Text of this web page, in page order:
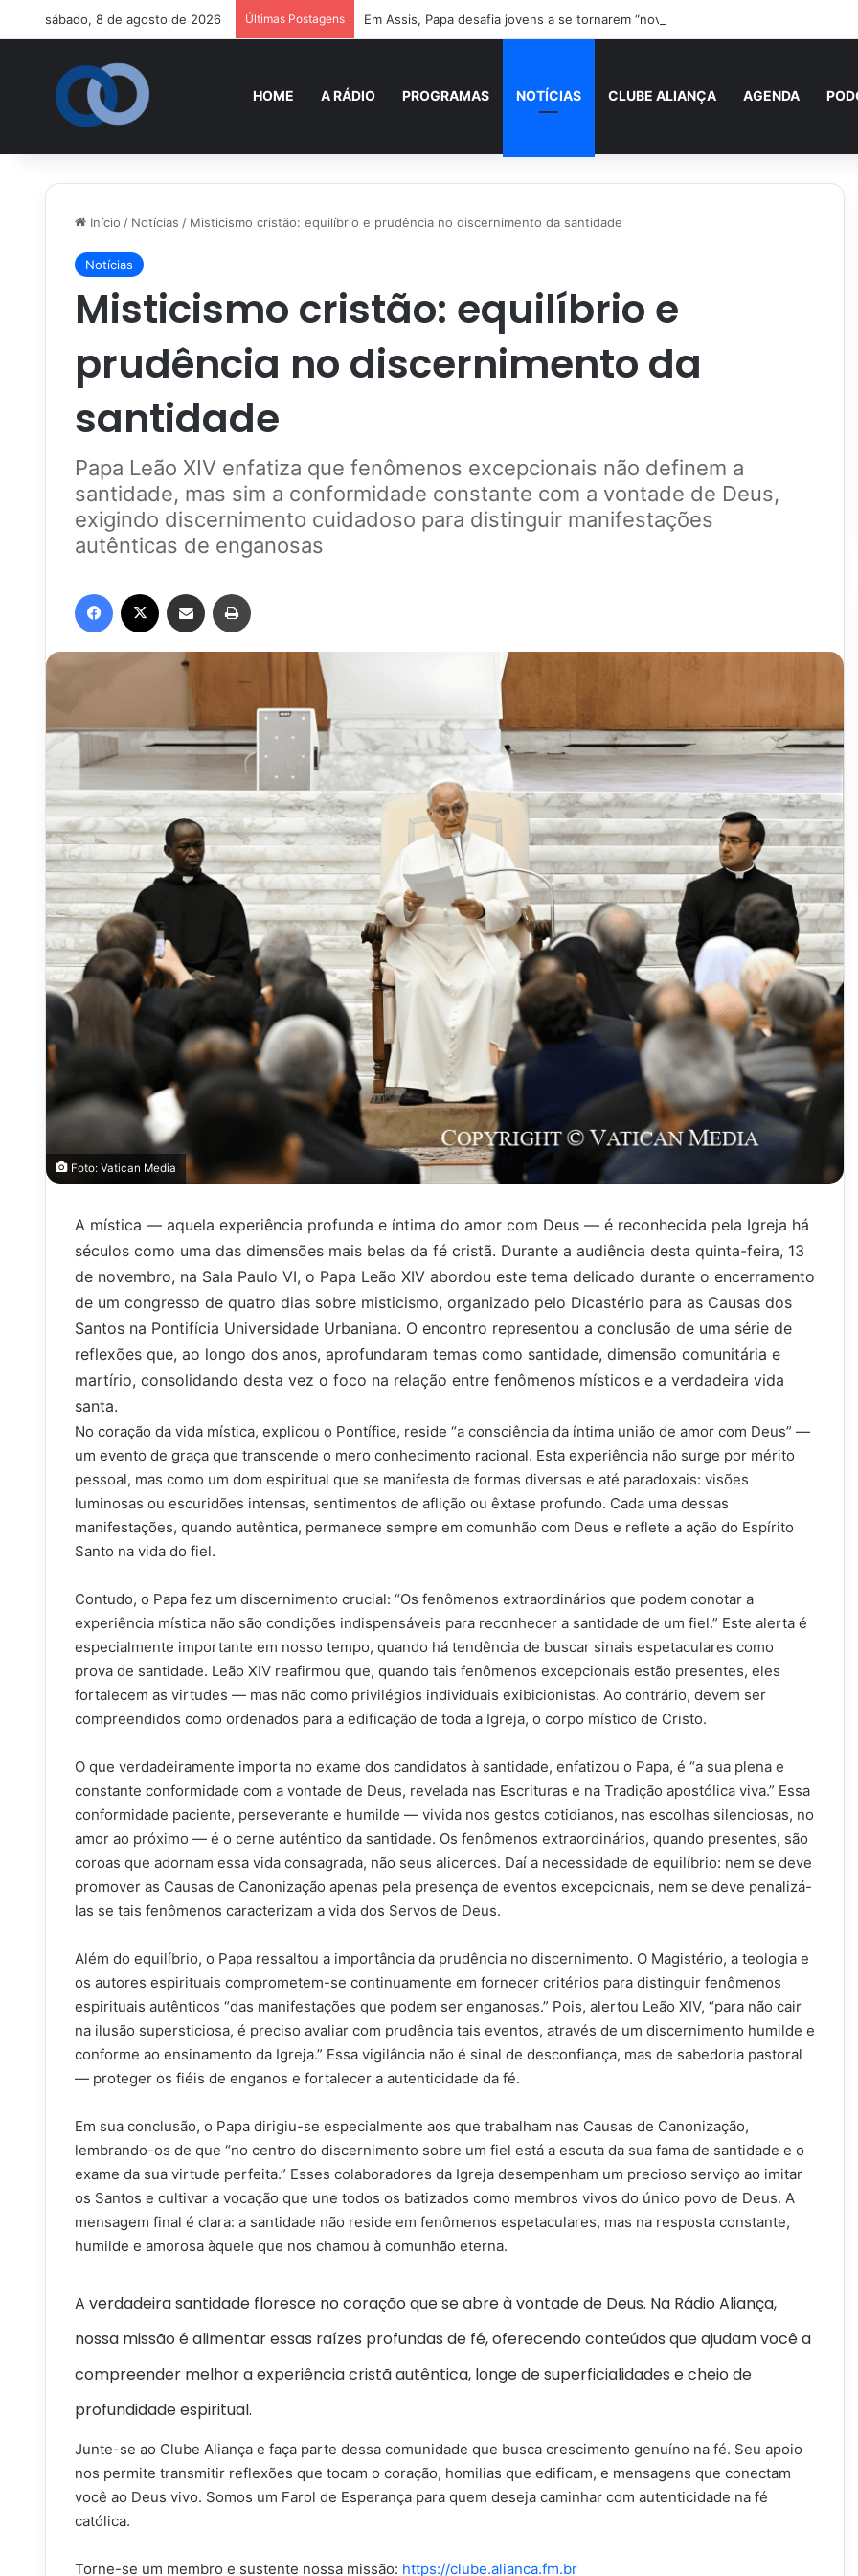
sábado, 8 de agosto de 2026 Últimas Postagens Em Assis, Papa desafia jovens a se tornarem “novos santos” e construtores da
HOME A RÁDIO PROGRAMAS NOTÍCIAS CLUBE ALIANÇA AGENDA
Início / Notícias / Misticismo cristão: equilíbrio e prudência no discernimento da santidade
Notícias
Misticismo cristão: equilíbrio e
prudência no discernimento da
santidade
Papa Leão XIV enfatiza que fenômenos excepcionais não definem a
santidade, mas sim a conformidade constante com a vontade de Deus,
exigindo discernimento cuidadoso para distinguir manifestações
autênticas de enganosas
Foto: Vatican Media
A mística — aquela experiência profunda e íntima do amor com Deus — é reconhecida pela Igreja há
séculos como uma das dimensões mais belas da fé cristã. Durante a audiência desta quinta-feira, 13
de novembro, na Sala Paulo VI, o Papa Leão XIV abordou este tema delicado durante o encerramento
de um congresso de quatro dias sobre misticismo, organizado pelo Dicastério para as Causas dos
Santos na Pontifícia Universidade Urbaniana. O encontro representou a conclusão de uma série de
reflexões que, ao longo dos anos, aprofundaram temas como santidade, dimensão comunitária e
martírio, consolidando desta vez o foco na relação entre fenômenos místicos e a verdadeira vida
santa.
No coração da vida mística, explicou o Pontífice, reside “a consciência da íntima união de amor com Deus” —
um evento de graça que transcende o mero conhecimento racional. Esta experiência não surge por mérito
pessoal, mas como um dom espiritual que se manifesta de formas diversas e até paradoxais: visões
luminosas ou escuridões intensas, sentimentos de aflição ou êxtase profundo. Cada uma dessas
manifestações, quando autêntica, permanece sempre em comunhão com Deus e reflete a ação do Espírito
Santo na vida do fiel.
Contudo, o Papa fez um discernimento crucial: “Os fenômenos extraordinários que podem conotar a
experiência mística não são condições indispensáveis para reconhecer a santidade de um fiel.” Este alerta é
especialmente importante em nosso tempo, quando há tendência de buscar sinais espetaculares como
prova de santidade. Leão XIV reafirmou que, quando tais fenômenos excepcionais estão presentes, eles
fortalecem as virtudes — mas não como privilégios individuais exibicionistas. Ao contrário, devem ser
compreendidos como ordenados para a edificação de toda a Igreja, o corpo místico de Cristo.
O que verdadeiramente importa no exame dos candidatos à santidade, enfatizou o Papa, é “a sua plena e
constante conformidade com a vontade de Deus, revelada nas Escrituras e na Tradição apostólica viva.” Essa
conformidade paciente, perseverante e humilde — vivida nos gestos cotidianos, nas escolhas silenciosas, no
amor ao próximo — é o cerne autêntico da santidade. Os fenômenos extraordinários, quando presentes, são
coroas que adornam essa vida consagrada, não seus alicerces. Daí a necessidade de equilíbrio: nem se deve
promover as Causas de Canonização apenas pela presença de eventos excepcionais, nem se deve penalizá-
las se tais fenômenos caracterizam a vida dos Servos de Deus.
Além do equilíbrio, o Papa ressaltou a importância da prudência no discernimento. O Magistério, a teologia e
os autores espirituais comprometem-se continuamente em fornecer critérios para distinguir fenômenos
espirituais autênticos “das manifestações que podem ser enganosas.” Pois, alertou Leão XIV, “para não cair
na ilusão supersticiosa, é preciso avaliar com prudência tais eventos, através de um discernimento humilde e
conforme ao ensinamento da Igreja.” Essa vigilância não é sinal de desconfiança, mas de sabedoria pastoral
— proteger os fiéis de enganos e fortalecer a autenticidade da fé.
Em sua conclusão, o Papa dirigiu-se especialmente aos que trabalham nas Causas de Canonização,
lembrando-os de que “no centro do discernimento sobre um fiel está a escuta da sua fama de santidade e o
exame da sua virtude perfeita.” Esses colaboradores da Igreja desempenham um precioso serviço ao imitar
os Santos e cultivar a vocação que une todos os batizados como membros vivos do único povo de Deus. A
mensagem final é clara: a santidade não reside em fenômenos espetaculares, mas na resposta constante,
humilde e amorosa àquele que nos chamou à comunhão eterna.
A verdadeira santidade floresce no coração que se abre à vontade de Deus. Na Rádio Aliança,
nossa missão é alimentar essas raízes profundas de fé, oferecendo conteúdos que ajudam você a
compreender melhor a experiência cristã autêntica, longe de superficialidades e cheio de
profundidade espiritual.
Junte-se ao Clube Aliança e faça parte dessa comunidade que busca crescimento genuíno na fé. Seu apoio
nos permite transmitir reflexões que tocam o coração, homilias que edificam, e mensagens que conectam
você ao Deus vivo. Somos um Farol de Esperança para quem deseja caminhar com autenticidade na fé
católica.
Torne-se um membro e sustente nossa missão: https://clube.alianca.fm.br